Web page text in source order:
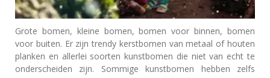
Grote bomen, kleine bomen, bomen voor binnen, bomen
voor buiten. Er zijn trendy kerstbomen van metaal of houten
planken en allerlei soorten kunstbomen die niet van echt te
onderscheiden zijn. Sommige kunstbomen hebben zelfs